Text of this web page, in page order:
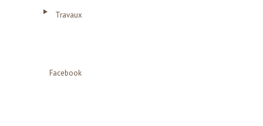
Travaux
Facebook